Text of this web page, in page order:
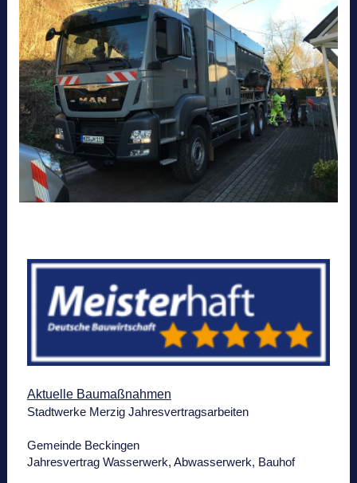
Aktuelle Baumaßnahmen
Stadtwerke Merzig Jahresvertragsarbeiten
Gemeinde Beckingen
Jahresvertrag Wasserwerk, Abwasserwerk, Bauhof